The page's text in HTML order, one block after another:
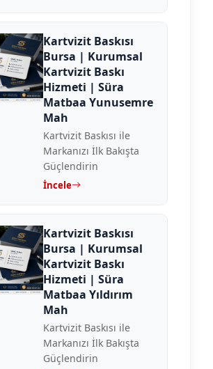
Kartvizit Baskısı
Bursa | Kurumsal
Kartvizit Baskı
Hizmeti | Süra
Matbaa Yunusemre
Mah
Kartvizit Baskısı ile
Markanızı İlk Bakışta
Güçlendirin
İncele
Kartvizit Baskısı
Bursa | Kurumsal
Kartvizit Baskı
Hizmeti | Süra
Matbaa Yıldırım
Mah
Kartvizit Baskısı ile
Markanızı İlk Bakışta
Güçlendirin